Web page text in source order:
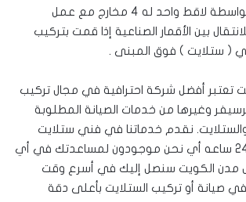
البث من ال4 أقمار بواسطة لاقط واحد له 4 مخارج مع عمل
بين الأقمار الصناعية إذا قمت بتركيب
( ستلايت ) فوق المبنى .
تعتبر أفضل شركة احترافية في مجال تركيب
وغيرها من خدمات الصيانة المطلوبة
نقدم خدماتنا في فني ستلايت
الكويت على مدار 24 ساعه أي نحن موجودون لمساعدتك في أي
مدن الكويت سنصل إليك في أسرع وقت
صيانة أو تركيب الستلايت بأعلى دقة